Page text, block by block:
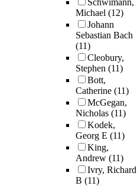
Schwimann,
Michael (12)
Johann
Sebastian Bach
(11)
Cleobury,
Stephen (11)
Bott,
Catherine (11)
McGegan,
Nicholas (11)
Kodek,
Georg E (11)
King,
Andrew (11)
Ivry, Richard
B (11)